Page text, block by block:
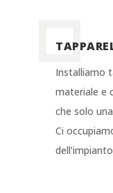
Installiamo
materiale e
che solo
Ci